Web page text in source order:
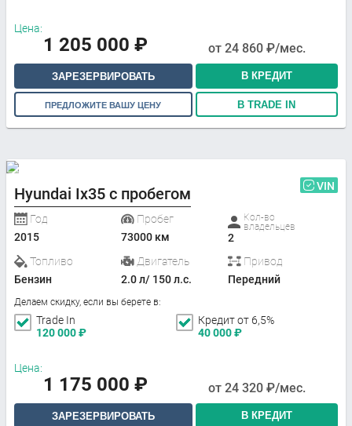
Цена:
1 205 000 ₽ от 24 860 ₽/мес.
ЗАРЕЗЕРВИРОВАТЬ В КРЕДИТ
ПРЕДЛОЖИТЕ ВАШУ ЦЕНУ В TRADE IN
Hyundai Ix35 с пробегом VIN
Год
2015
Пробег
73000 км
Кол-во
владельцев
2
Топливо
Бензин
Двигатель
2.0 л/ 150 л.с.
Привод
Передний
Делаем скидку, если вы берете в:
Trade In
120 000₽
Кредит от 6,5%
40 000₽
Цена:
1 175 000 ₽ от 24 320 ₽/мес.
ЗАРЕЗЕРВИРОВАТЬ В КРЕДИТ